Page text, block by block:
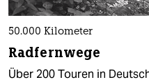
50.000 Kilometer
Radfernwege
Über 200 Touren in